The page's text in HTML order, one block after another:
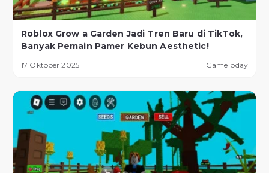
Roblox Grow a Garden Jadi Tren Baru di TikTok,
Banyak Pemain Pamer Kebun Aesthetic!
17 Oktober 2025 GameToday